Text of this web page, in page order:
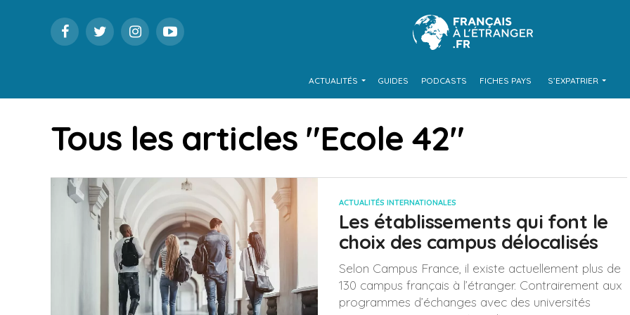
ACTUALITÉS GUIDES PODCASTS FICHES PAYS S’EXPATRIER
Tous les articles "Ecole 42"
ACTUALITÉS INTERNATIONALES
Les établissements qui font le
choix des campus délocalisés
Selon Campus France, il existe actuellement plus de
130 campus français à l’étranger. Contrairement aux
programmes d’échanges avec des universités